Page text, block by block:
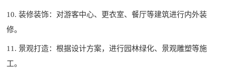
10. 装修装饰：对游客中心、更衣室、餐厅等建筑进行内外装
修。
11. 景观打造：根据设计方案，进行园林绿化、景观雕塑等施
工。